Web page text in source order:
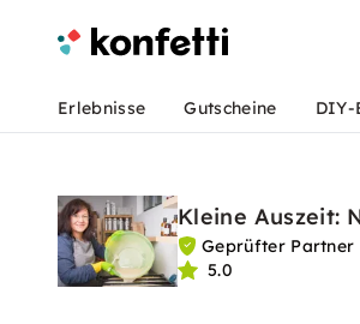
Erlebnisse Gutscheine DIY-
Kleine Auszeit:
Geprüfter Partner
5.0